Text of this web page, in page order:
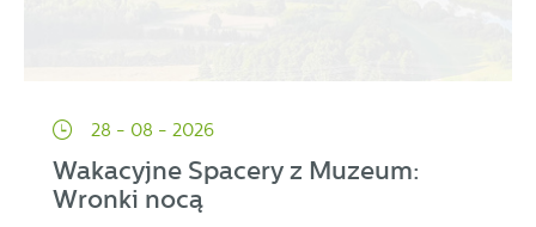
28 - 08 - 2026
Wakacyjne Spacery z Muzeum:
Wronki nocą